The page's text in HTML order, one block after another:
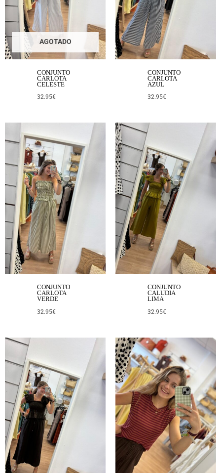
AGOTADO
CONJUNTO
CARLOTA
CELESTE
32.95€
CONJUNTO
CARLOTA
AZUL
32.95€
CONJUNTO
CARLOTA
VERDE
32.95€
CONJUNTO
CALUDIA
LIMA
32.95€